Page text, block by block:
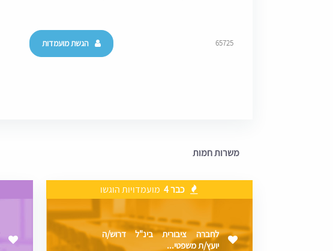
65725 הגשת מועמדות
משרות חמות
כבר 4 מועמדויות הוגשו
לחברה ציבורית בינ"ל דרוש/ה
יועץ/ת משפטי...